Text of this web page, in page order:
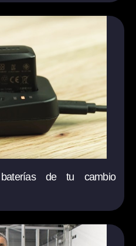
de tu cambio